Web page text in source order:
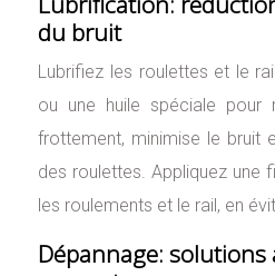
du bruit
Lubrifiez les roulettes et le
ou une huile spéciale pour
frottement, minimise le bruit
des roulettes. Appliquez une
les roulements et le rail, en
Dépannage: